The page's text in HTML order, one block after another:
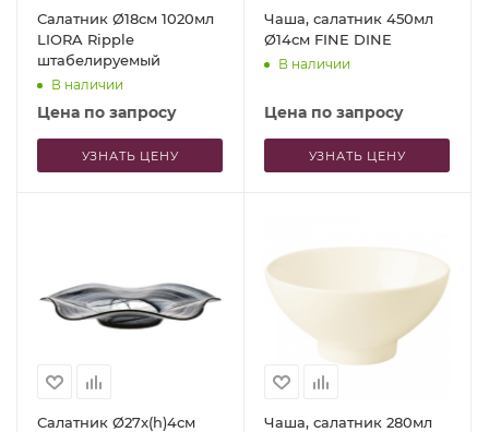
Салатник Ø18см 1020мл
LIORA Ripple
штабелируемый
В наличии
Цена по запросу
УЗНАТЬ ЦЕНУ
Чаша, салатник 450мл
Ø14см FINE DINE
В наличии
Цена по запросу
УЗНАТЬ ЦЕНУ
Салатник Ø27x(h)4см
Чаша, салатник 280мл